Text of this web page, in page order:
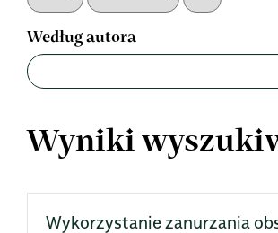
Według autora
Wyniki
Wykorzystanie zanurzania